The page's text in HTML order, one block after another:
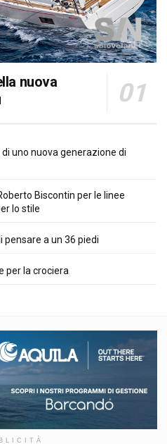
nuova
uno nuova generazione di
Biscontin per le linee
lo stile
pensare a un 36 piedi
per la crociera